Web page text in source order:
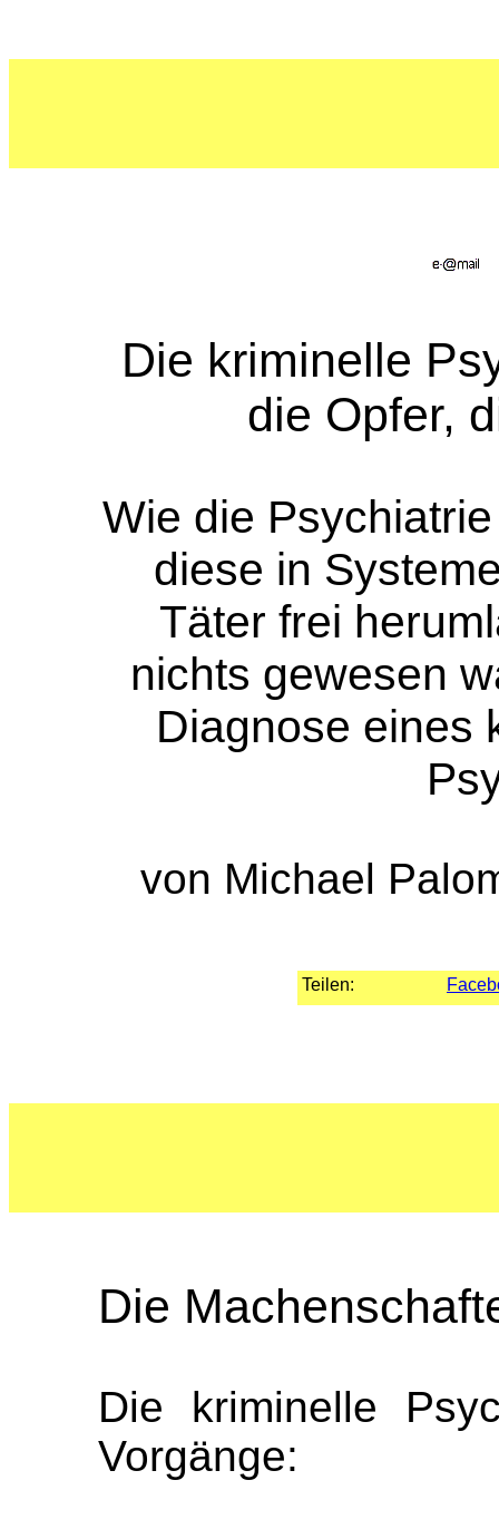
Die kriminelle
die Opfer,
Wie die
diese in
Täter frei
nichts gewesen
Diagnose eines
von Michael
Teilen:
Die
Die kriminelle
Vorgänge: